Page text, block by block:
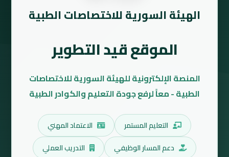
الهيئة السورية للاختصاصات الطبية
الموقع قيد التطوير
المنصة الإلكترونية للهيئة السورية للاختصاصات
الطبية - معاً لرفع جودة التعليم والكوادر الطبية
التعليم المستمر
الاعتماد المهني
دعم المسار الوظيفي
التدريب العملي